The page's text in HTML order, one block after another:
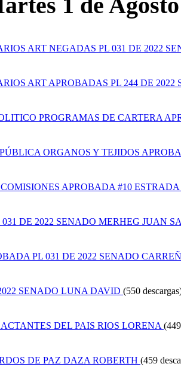
ART NEGADAS PL 031 DE 2022
ART APROBADAS PL 244 DE
PROGRAMAS DE CARTERA
ORGANOS Y TEJIDOS
APROBADA #10
031 DE 2022 SENADO MERHEG JUAN
PL 031 DE 2022 SENADO
SENADO LUNA DAVID (550
DEL PAIS RIOS LORENA
DE PAZ DAZA ROBERTH (459